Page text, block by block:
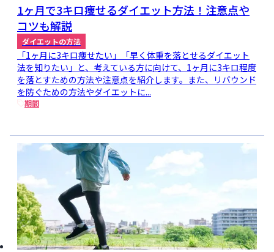
1ヶ月で3キロ痩せるダイエット方法！注意点や
コツも解説
ダイエットの方法
「1ヶ月に3キロ痩せたい」「早く体重を落とせるダイエット
法を知りたい」と、考えている方に向けて、1ヶ月に3キロ程度
を落とすための方法や注意点を紹介します。また、リバウンド
を防ぐための方法やダイエットに...
期間